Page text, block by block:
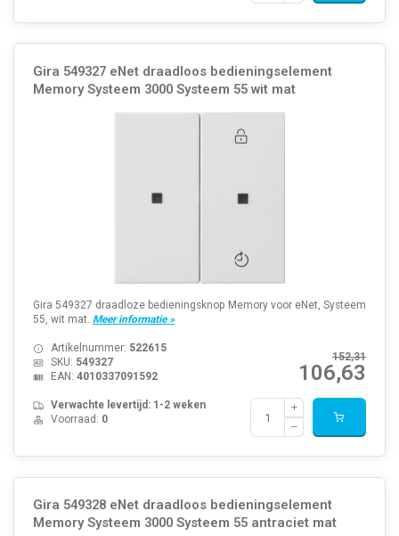
Gira 549327 eNet draadloos bedieningselement
Memory Systeem 3000 Systeem 55 wit mat
Gira 549327 draadloze bedieningsknop Memory voor eNet, Systeem
55, wit mat. Meer informatie »
152,31
106,63
Artikelnummer: 522615
SKU: 549327
EAN: 4010337091592
Verwachte levertijd: 1-2 weken
Voorraad: 0
Gira 549328 eNet draadloos bedieningselement
Memory Systeem 3000 Systeem 55 antraciet mat